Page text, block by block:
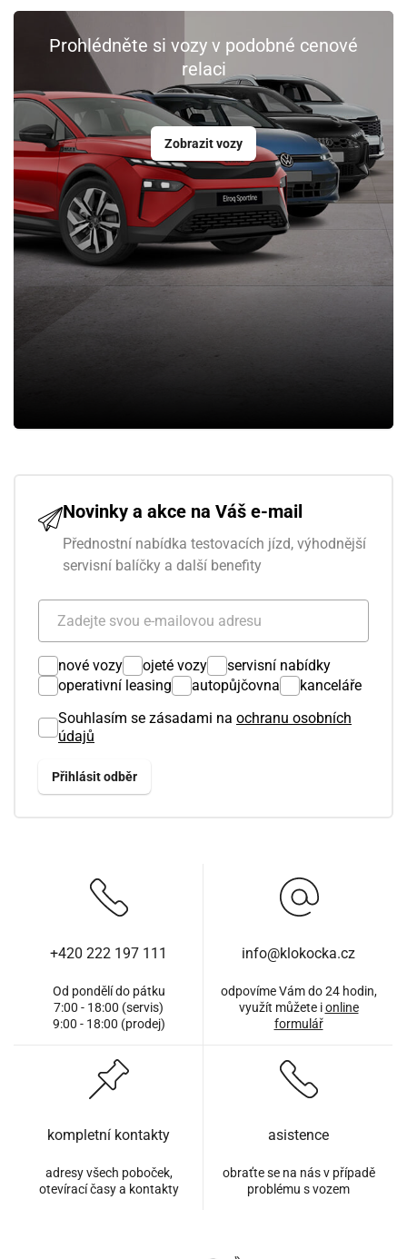
Prohlédněte si vozy v podobné cenové
relaci
Zobrazit vozy
Novinky a akce na Váš e-mail
Přednostní nabídka testovacích jízd, výhodnější
servisní balíčky a další benefity
nové vozy ojeté vozy
servisní nabídky
operativní leasing
autopůjčovna
kanceláře
Souhlasím se zásadami na ochranu osobních
údajů
+420 222 197 111
Od pondělí do pátku
7:00 - 18:00 (servis)
9:00 - 18:00 (prodej)
info@klokocka.cz
odpovíme Vám do 24 hodin,
využít můžete ionline
formulář
kompletní kontakty
adresy všech poboček,
otevírací časy a kontakty
asistence
obraťte se na nás v případě
problému s vozem